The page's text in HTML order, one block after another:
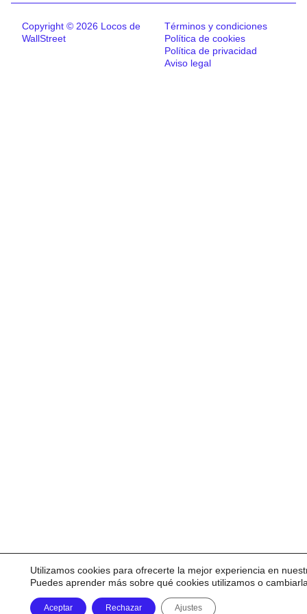
Copyright © 2026 Locos de
WallStreet
Términos y condiciones
Política de cookies
Política de privacidad
Aviso legal
Utilizamos cookies para ofrecerte la mejor experiencia en
Puedes aprender más sobre qué cookies utilizamos o
Aceptar Rechazar Ajustes